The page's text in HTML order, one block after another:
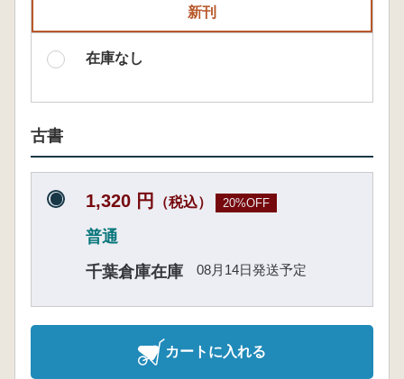
新刊
在庫なし
古書
1,320 円 （税込） 20%OFF
普通
千葉倉庫在庫
08月14日発送予定
カートに入れる